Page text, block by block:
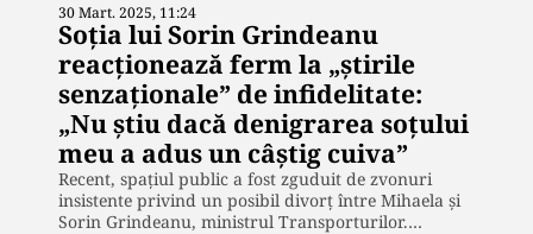
30 Mart. 2025, 11:24
Soția lui Sorin Grindeanu
reacționează ferm la „știrile
senzaționale” de infidelitate:
„Nu știu dacă denigrarea soțului
meu a adus un câștig cuiva”
Recent, spațiul public a fost zguduit de zvonuri
insistente privind un posibil divorț între Mihaela și
Sorin Grindeanu, ministrul Transporturilor.…